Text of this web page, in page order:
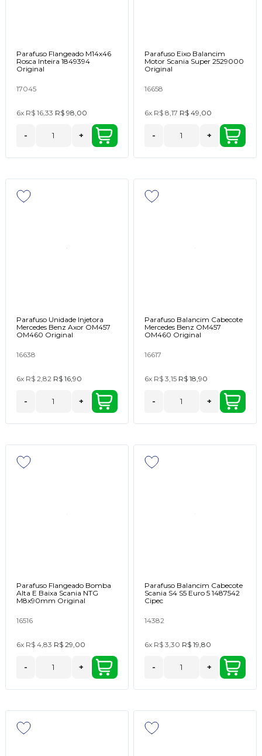
Parafuso Flangeado M14x46
Rosca Inteira 1849394
Original
17045
6x R$ 16,33 R$ 98,00
- +
Parafuso Eixo Balancim
Motor Scania Super 2529000
Original
16658
6x R$ 8,17 R$ 49,00
- +
Parafuso Unidade Injetora
Mercedes Benz Axor OM457
OM460 Original
16638
6x R$ 2,82 R$ 16,90
- +
Parafuso Balancim Cabecote
Mercedes Benz OM457
OM460 Original
16617
6x R$ 3,15 R$ 18,90
- +
Parafuso Flangeado Bomba
Alta E Baixa Scania NTG
M8x90mm Original
16516
6x R$ 4,83 R$ 29,00
- +
Parafuso Balancim Cabecote
Scania S4 S5 Euro 5 1487542
Cipec
14382
6x R$ 3,30 R$ 19,80
- +